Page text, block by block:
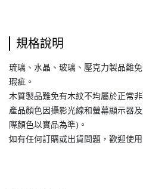
規格說明
琉璃、水晶、玻璃、壓克力製品難
瑕疵。
木質製品難免有木紋不均屬於正常非
產品顏色因攝影光線和螢幕顯示器
際顏色以實品為準)。
如有任何訂購或出貨問題，歡迎使